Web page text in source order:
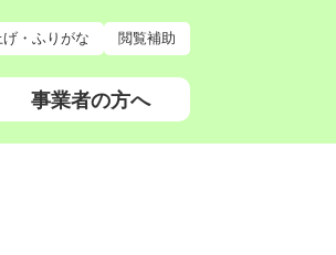
・ふりがな 閲覧補助
事業者の方へ